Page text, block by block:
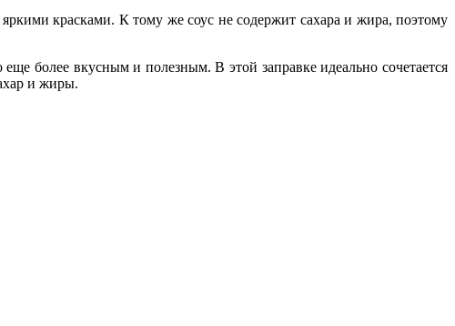
красками. К тому же соус не содержит сахара и жира, поэтому
более вкусным и полезным. В этой заправке идеально сочетается
и жиры.